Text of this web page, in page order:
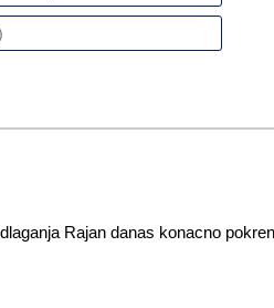
Email
(nije
Rajan danas konacno